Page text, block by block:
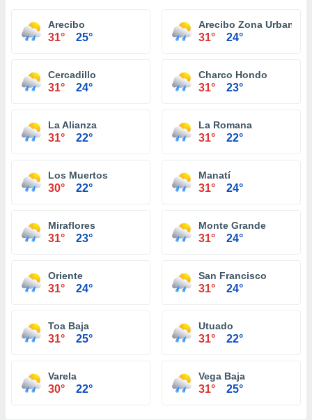
Arecibo
31° 25°
Arecibo Zona Urbana
31° 24°
Cercadillo
31° 24°
Charco Hondo
31° 23°
La Alianza
31° 22°
La Romana
31° 22°
Los Muertos
30° 22°
Manatí
31° 24°
Miraflores
31° 23°
Monte Grande
31° 24°
Oriente
31° 24°
San Francisco
31° 24°
Toa Baja
31° 25°
Utuado
31° 22°
Varela
30° 22°
Vega Baja
31° 25°